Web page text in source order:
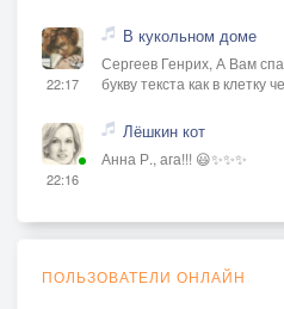
22:17
В кукольном доме
Сергеев Генрих, А Вам
букву текста как в клетку
22:16
Лёшкин кот
Анна Р., ага!!! 😃✨✨✨
ПОЛЬЗОВАТЕЛИ ОНЛАЙН